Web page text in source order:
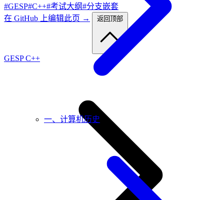
一、计算机历史
#GESP#C++#考试大纲#分支嵌套
在 GitHub 上编辑此页 →
返回顶部
GESP C++